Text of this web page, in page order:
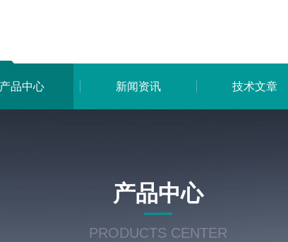
产品中心 新闻资讯 技术文章
产品中心
PRODUCTS CENTER